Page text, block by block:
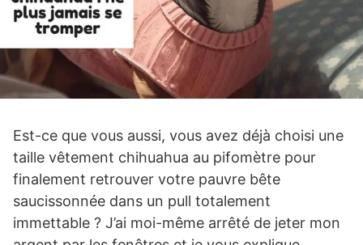
Est-ce que vous aussi, vous avez déjà choisi une
taille vêtement chihuahua au pifomètre pour
finalement retrouver votre pauvre bête
saucissonnée dans un pull totalement
immettable ? J’ai moi-même arrêté de jeter mon